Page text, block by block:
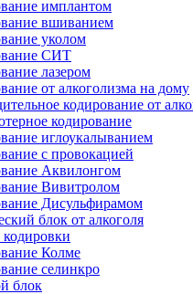
имплантом
вшиванием
уколом
СИТ
лазером
от алкоголизма на дому
кодирование от
кодирование
иглоукалыванием
с провокацией
Аквилонгом
Вивитролом
Дисульфирамом
блок от алкоголя
Колме
селинкро
блок